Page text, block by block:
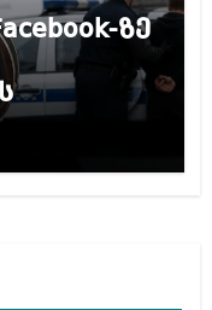
ზე
ან
და